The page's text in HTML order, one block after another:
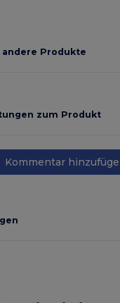
andere Produkte
zum Produkt
Kommentar